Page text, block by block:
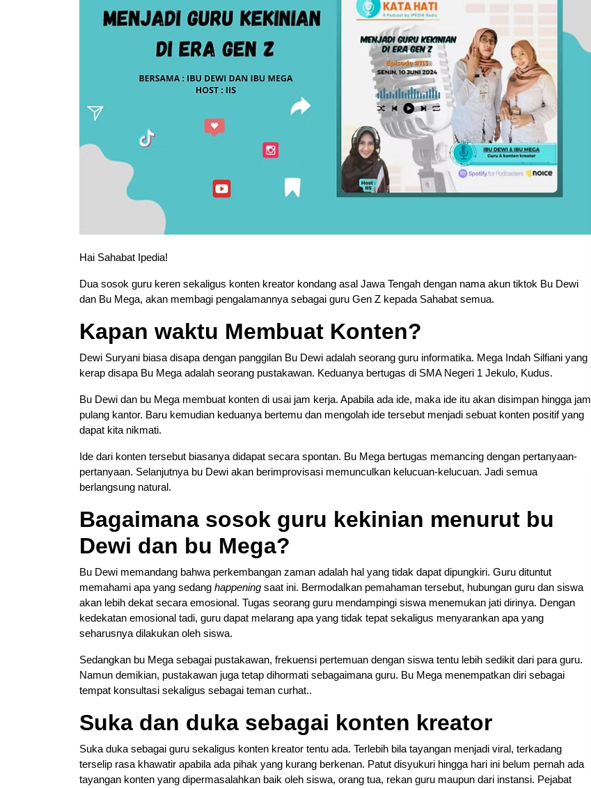
Hai Sahabat Ipedia!
Dua sosok guru keren sekaligus konten kreator kondang asal Jawa Tengah dengan nama akun tiktok Bu Dewi
dan Bu Mega, akan membagi pengalamannya sebagai guru Gen Z kepada Sahabat semua.
Kapan waktu Membuat Konten?
Dewi Suryani biasa disapa dengan panggilan Bu Dewi adalah seorang guru informatika. Mega Indah Silfiani yang
kerap disapa Bu Mega adalah seorang pustakawan. Keduanya bertugas di SMA Negeri 1 Jekulo, Kudus.
Bu Dewi dan bu Mega membuat konten di usai jam kerja. Apabila ada ide, maka ide itu akan disimpan hingga jam
pulang kantor. Baru kemudian keduanya bertemu dan mengolah ide tersebut menjadi sebuat konten positif yang
dapat kita nikmati.
Ide dari konten tersebut biasanya didapat secara spontan. Bu Mega bertugas memancing dengan pertanyaan-
pertanyaan. Selanjutnya bu Dewi akan berimprovisasi memunculkan kelucuan-kelucuan. Jadi semua
berlangsung natural.
Bagaimana sosok guru kekinian menurut bu
Dewi dan bu Mega?
Bu Dewi memandang bahwa perkembangan zaman adalah hal yang tidak dapat dipungkiri. Guru dituntut
memahami apa yang sedang happening saat ini. Bermodalkan pemahaman tersebut, hubungan guru dan siswa
akan lebih dekat secara emosional. Tugas seorang guru mendampingi siswa menemukan jati dirinya. Dengan
kedekatan emosional tadi, guru dapat melarang apa yang tidak tepat sekaligus menyarankan apa yang
seharusnya dilakukan oleh siswa.
Sedangkan bu Mega sebagai pustakawan, frekuensi pertemuan dengan siswa tentu lebih sedikit dari para guru.
Namun demikian, pustakawan juga tetap dihormati sebagaimana guru. Bu Mega menempatkan diri sebagai
tempat konsultasi sekaligus sebagai teman curhat..
Suka dan duka sebagai konten kreator
Suka duka sebagai guru sekaligus konten kreator tentu ada. Terlebih bila tayangan menjadi viral, terkadang
terselip rasa khawatir apabila ada pihak yang kurang berkenan. Patut disyukuri hingga hari ini belum pernah ada
tayangan konten yang dipermasalahkan baik oleh siswa, orang tua, rekan guru maupun dari instansi. Pejabat